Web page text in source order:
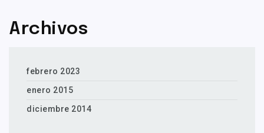
Archivos
febrero 2023
enero 2015
diciembre 2014